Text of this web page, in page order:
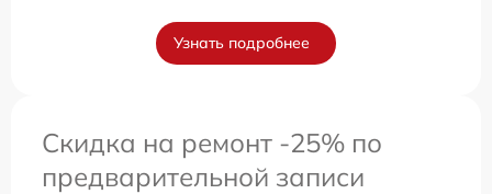
Узнать подробнее
Скидка на ремонт -25% по
предварительной записи